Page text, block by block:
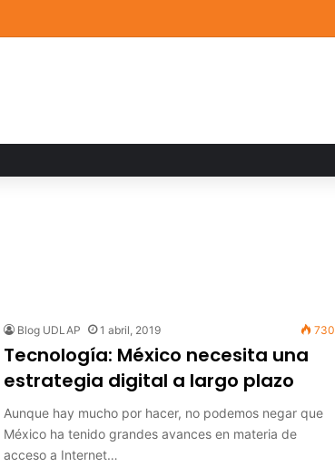
Blog UDLAP 1 abril, 2019 730
Tecnología: México necesita una
estrategia digital a largo plazo
Aunque hay mucho por hacer, no podemos negar que
México ha tenido grandes avances en materia de
acceso a Internet…